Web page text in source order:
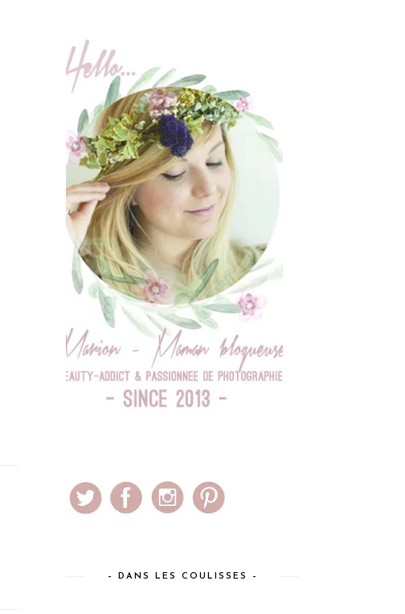
– DANS LES COULISSES –